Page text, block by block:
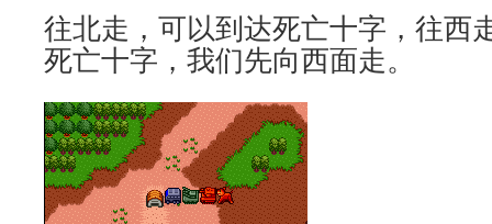
往北走，可以到达死亡十字，往西
死亡十字，我们先向西面走。